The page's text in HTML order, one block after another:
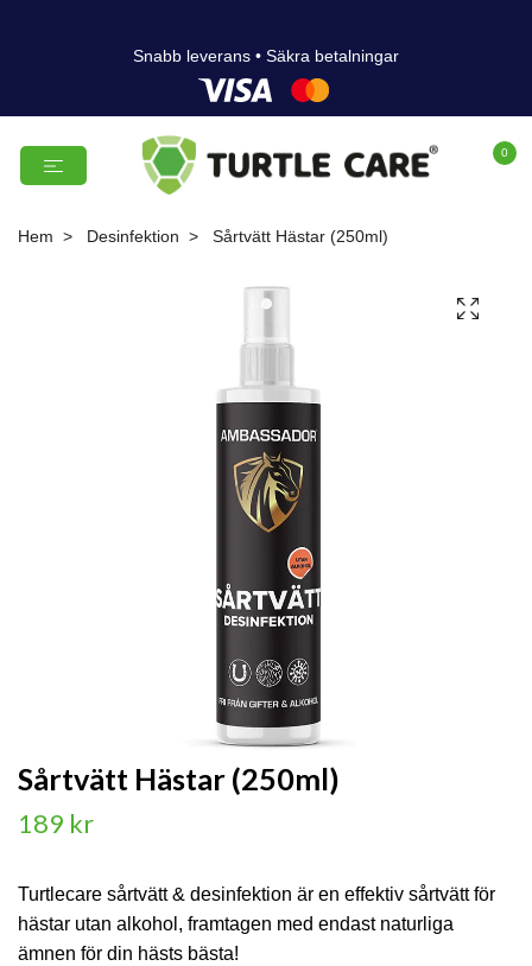
Snabb leverans • Säkra betalningar
0
Hem Desinfektion Sårtvätt Hästar (250ml)
Sårtvätt Hästar (250ml)
189 kr
Turtlecare sårtvätt & desinfektion är en effektiv sårtvätt för
hästar utan alkohol, framtagen med endast naturliga
ämnen för din hästs bästa!